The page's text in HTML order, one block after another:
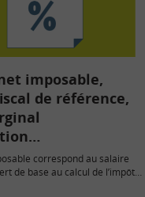
imposable,
de référence,
correspond au salaire
de base au calcul de l’impôt